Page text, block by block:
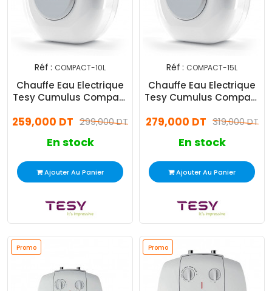
Réf : COMPACT-10L
Chauffe Eau Electrique
Tesy Cumulus Compact
299,000 DT
259,000 DT
En stock
Ajouter Au Panier
Réf : COMPACT-15L
Chauffe Eau Electrique
Tesy Cumulus Compact
319,000 DT
279,000 DT
En stock
Ajouter Au Panier
Promo Promo